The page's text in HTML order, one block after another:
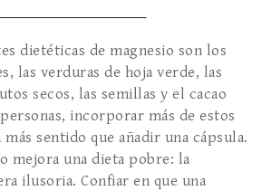
dietéticas de magnesio son los
las verduras de hoja verde, las
secos, las semillas y el cacao
incorporar más de estos
sentido que añadir una cápsula.
mejora una dieta pobre: la
ilusoria. Confiar en que una